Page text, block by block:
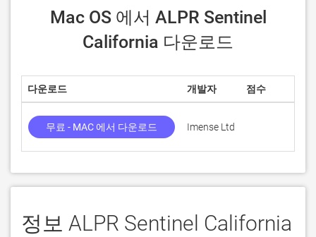
California 다운로드
다운로드 개발자 점수
무료 - MAC 에서 다운로드 Imense Ltd
정보 ALPR Sentinel California